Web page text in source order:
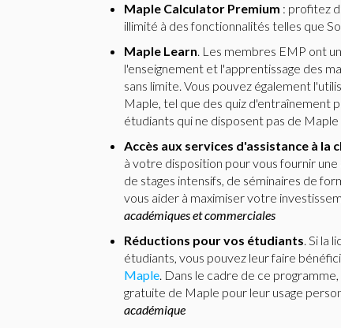
Maple Calculator Premium : profitez
illimité à des fonctionnalités telles que
Maple Learn. Les membres EMP ont
l'enseignement et l'apprentissage des
sans limite. Vous pouvez également
Maple, tel que des quiz d'entraînement
étudiants qui ne disposent pas de Maple
Accès aux services d'assistance à la
à votre disposition pour vous fournir
de stages intensifs, de séminaires de
vous aider à maximiser votre
académiques et commerciales
Réductions pour vos étudiants. Si la
étudiants, vous pouvez leur faire
Maple. Dans le cadre de ce
gratuite de Maple pour leur usage
académique